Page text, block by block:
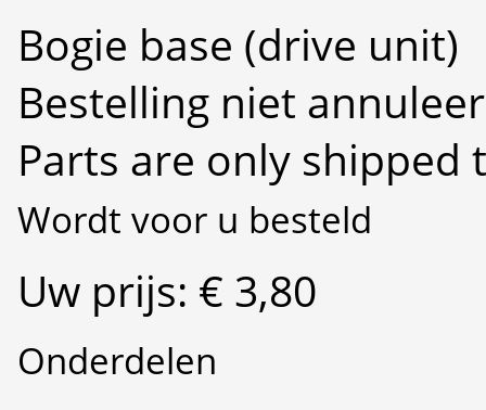
Bogie base (drive unit)
Bestelling niet
Parts are only shipped
Wordt voor u besteld
Uw prijs: € 3,80
Onderdelen